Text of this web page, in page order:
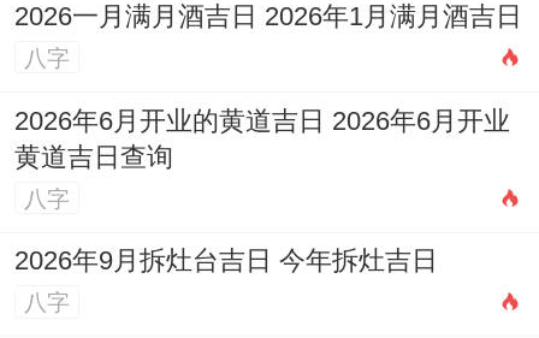
长辈可能提供房产或资金支持，需明确权责
界限。
长期规划与今日行动建议
职业发展路径
结合今日星象、以后三个月适合考取专业证
书或申请进修项目.
2026一月满月酒吉日 2026年1月满月酒吉日
八字
2026年6月开业的黄道吉日 2026年6月开业
黄道吉日查询
八字
2026年9月拆灶台吉日 今年拆灶吉日
八字